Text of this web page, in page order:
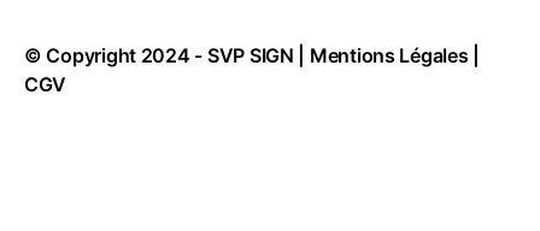
© Copyright 2024 - SVP SIGN Mentions Légales
CGV